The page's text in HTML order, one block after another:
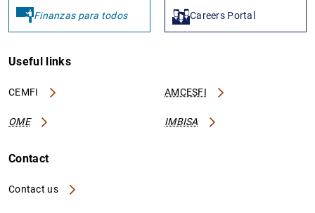
Finanzas para todos Careers Portal
Useful links
CEMFI AMCESFI
OME IMBISA
Contact
Contact us